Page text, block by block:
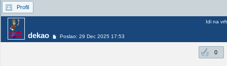
Profil
dekao Poslao: 29 Dec 2025 17:53
Idi na vrh
0